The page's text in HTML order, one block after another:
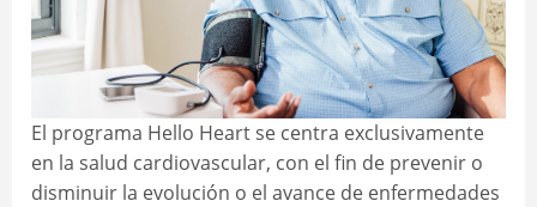
El programa Hello Heart se centra exclusivamente
en la salud cardiovascular, con el fin de prevenir o
disminuir la evolución o el avance de enfermedades